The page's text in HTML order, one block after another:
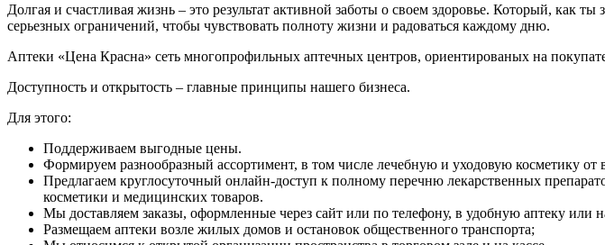
Долгая и счастливая жизнь – это результат активной заботы о своем здоровье. Который, как
серьезных ограничений, чтобы чувствовать полноту жизни и радоваться каждому дню.
Аптеки «Цена Красна» сеть многопрофильных аптечных центров, ориентированых на
Доступность и открытость – главные принципы нашего бизнеса.
Для этого:
Поддерживаем выгодные цены.
Формируем разнообразный ассортимент, в том числе лечебную и уходовую косметику
Предлагаем круглосуточный онлайн-доступ к полному перечню лекарственных
косметики и медицинских товаров.
Мы доставляем заказы, оформленные через сайт или по телефону, в удобную аптеку или
Размещаем аптеки возле жилых домов и остановок общественного транспорта;